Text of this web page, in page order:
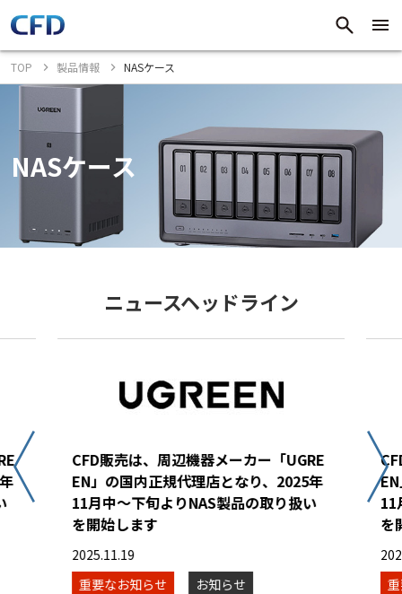
TOP 製品情報 NASケース
NASケース
ニュースヘッドライン
CFD販売は、周辺機器メーカー「UGRE
EN」の国内正規代理店となり、2025年
11月中～下旬よりNAS製品の取り扱い
を開始します
2025.11.19
重要なお知らせ
お知らせ
11
を